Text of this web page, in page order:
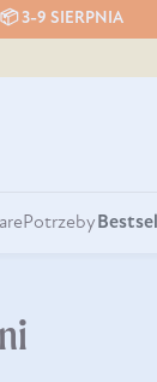
3-9 SIERPNIA
Potrzeby